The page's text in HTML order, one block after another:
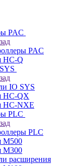
PAC
PAC
HC-Q
IO SYS
HC-QX
HC-NXE
PLC
PLC
M500
M300
расширения